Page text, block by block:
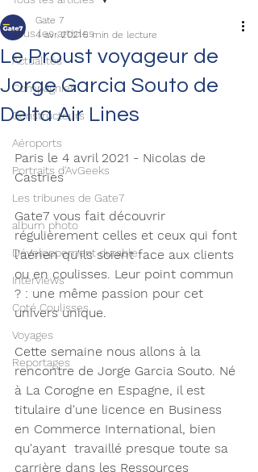
Tous les articles
Actualités
Compagnies
Constructeurs
Aéroports
Portraits d'AvGeeks
Les tribunes de Gate7
album photo
Développement durable
Interviews
Coté Coulisses
Voyages
Reportages
Le Proust voyageur de
Jorge Garcia Souto de
Delta Air Lines
Gate 7
4 avr. 20215 min de lecture
Paris le 4 avril 2021 - Nicolas de
Castries
Gate7 vous fait découvrir
régulièrement celles et ceux qui font
l'aérien qu'ils soient face aux clients
ou en coulisses. Leur point commun
? : une même passion pour cet
univers unique.
Cette semaine nous allons à la
rencontre de Jorge Garcia Souto. Né
à La Corogne en Espagne, il est
titulaire d'une licence en Business
en Commerce International, bien
qu'ayant  travaillé presque toute sa
carrière dans les Ressources